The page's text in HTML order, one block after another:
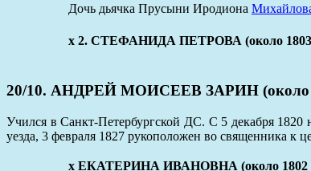
Дочь дьячка Прусыни Иродиона
х 2. СТЕФАНИДА ПЕТРОВА (около 1803
20/10. АНДРЕЙ МОИСЕЕВ ЗАРИН (около
Учился в Санкт-Петербургской ДС. С 5 декабря 1820
уезда, 3 февраля 1827 рукоположен во священника к
х ЕКАТЕРИНА ИВАНОВНА (около 1802 -